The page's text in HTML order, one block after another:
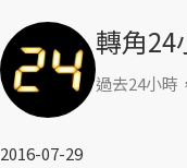
轉角24
過去24小時
2016-07-29